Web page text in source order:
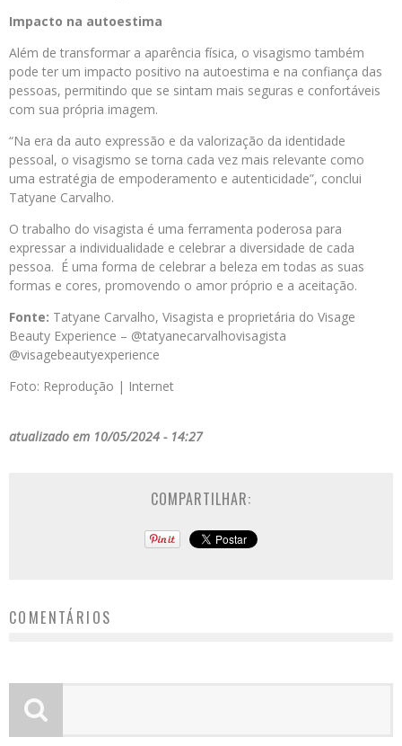
Impacto na autoestima
Além de transformar a aparência física, o visagismo também
pode ter um impacto positivo na autoestima e na confiança das
pessoas, permitindo que se sintam mais seguras e confortáveis
com sua própria imagem.
“Na era da auto expressão e da valorização da identidade
pessoal, o visagismo se torna cada vez mais relevante como
uma estratégia de empoderamento e autenticidade”, conclui
Tatyane Carvalho.
O trabalho do visagista é uma ferramenta poderosa para
expressar a individualidade e celebrar a diversidade de cada
pessoa. É uma forma de celebrar a beleza em todas as suas
formas e cores, promovendo o amor próprio e a aceitação.
Fonte: Tatyane Carvalho, Visagista e proprietária do Visage
Beauty Experience – @tatyanecarvalhovisagista
@visagebeautyexperience
Foto: Reprodução | Internet
atualizado em 10/05/2024 - 14:27
COMPARTILHAR:
COMENTÁRIOS